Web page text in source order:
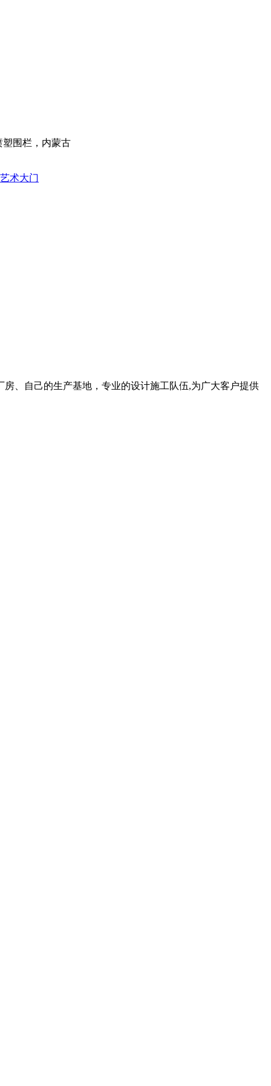
围栏，内蒙古
术大门
、自己的生产基地，专业的设计施工队伍,为广大客户提供